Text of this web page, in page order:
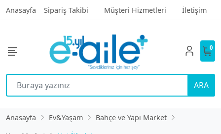
Anasayfa Sipariş Takibi Müşteri Hizmetleri İletişim
ARA
0
Anasayfa Ev&Yaşam
Bahçe ve Yapı Market